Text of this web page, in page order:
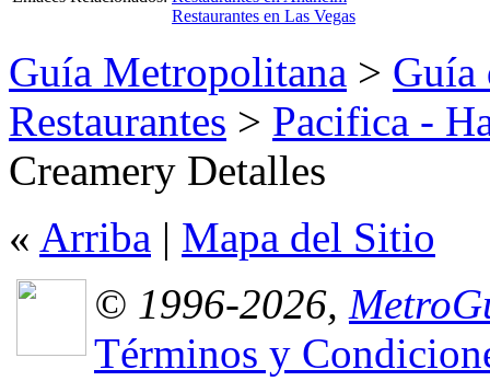
Restaurantes en Las Vegas
Guía Metropolitana > Guía
Restaurantes > Pacifica -
Creamery Detalles
« Arriba | Mapa del Sitio
© 1996-2026,
Términos y